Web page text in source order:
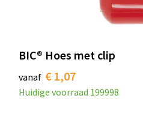
BIC® Hoes met clip
vanaf € 1,07
Huidige voorraad 199998